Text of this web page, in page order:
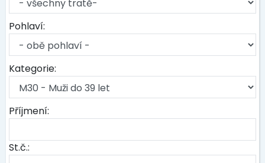
Pohlaví:
Kategorie:
Příjmení:
St.č.: